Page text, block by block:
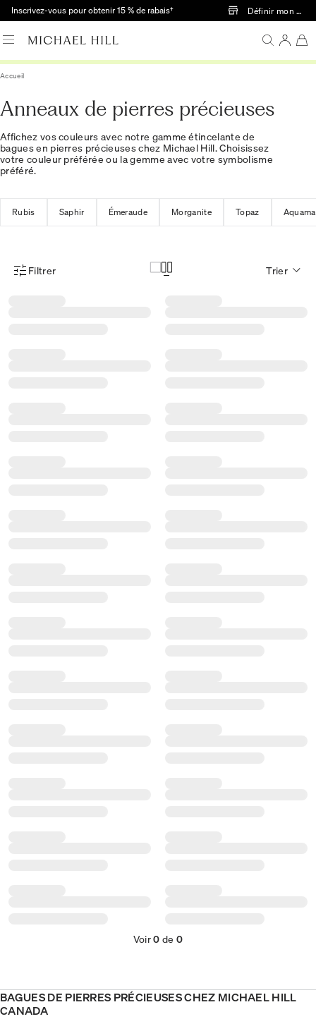
Passer au contenu principal
Inscrivez-vous pour obtenir 15 % de rabais† Définir mon
Accueil
Anneaux de pierres précieuses
Affichez vos couleurs avec notre gamme étincelante de
bagues en pierres précieuses chez Michael Hill. Choisissez
votre couleur préférée ou la gemme avec votre symbolisme
préféré.
Rubis Saphir Émeraude Morganite Topaz
Menu des filtres d'articles
Filtrer Trier
Voir0 de 0
BAGUES DE PIERRES PRÉCIEUSES CHEZ MICHAEL HILL
CANADA